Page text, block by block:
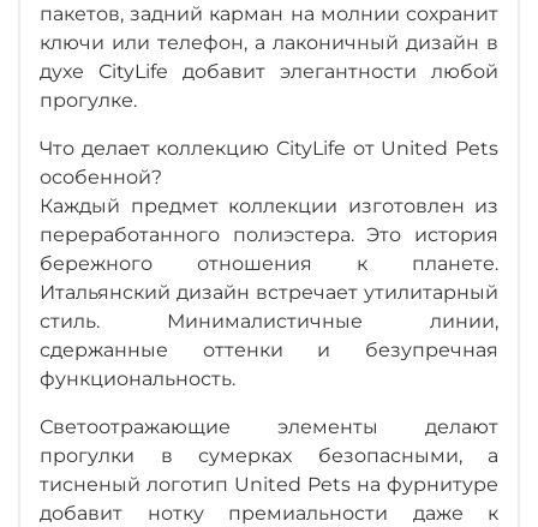
пакетов, задний карман на молнии сохранит
ключи или телефон, а лаконичный дизайн в
духе CityLife добавит элегантности любой
прогулке.
Что делает коллекцию CityLife от United Pets
особенной?
Каждый предмет коллекции изготовлен из
переработанного полиэстера. Это история
бережного отношения к планете.
Итальянский дизайн встречает утилитарный
стиль. Минималистичные линии,
сдержанные оттенки и безупречная
функциональность.
Светоотражающие элементы делают
прогулки в сумерках безопасными, а
тисненый логотип United Pets на фурнитуре
добавит нотку премиальности даже к